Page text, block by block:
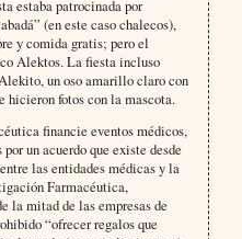
estaba patrocinada por
(en este caso chalecos),
y comida gratis; pero el
Alektos. La fiesta incluso
un oso amarillo claro con
hicieron fotos con la mascota.
financie eventos médicos,
un acuerdo que existe desde
las entidades médicas y la
Farmacéutica,
la mitad de las empresas de
“ofrecer regalos que